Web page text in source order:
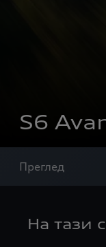
S6
Преглед
На тази